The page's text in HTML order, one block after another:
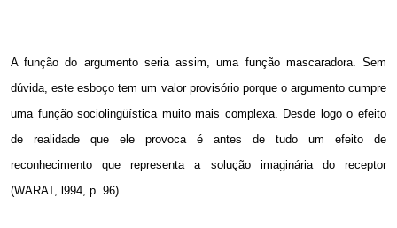
A função do argumento seria assim, uma função mascaradora. Sem
dúvida, este esboço tem um valor provisório porque o argumento cumpre
uma função sociolingüística muito mais complexa. Desde logo o efeito
de realidade que ele provoca é antes de tudo um efeito de
reconhecimento que representa a solução imaginária do receptor
(WARAT, l994, p. 96).